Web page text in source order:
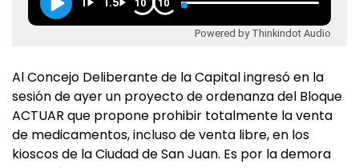
10 10
Powered by Thinkindot Audio
Al Concejo Deliberante de la Capital ingresó en la
sesión de ayer un proyecto de ordenanza del Bloque
ACTUAR que propone prohibir totalmente la venta
de medicamentos, incluso de venta libre, en los
kioscos de la Ciudad de San Juan. Es por la demora